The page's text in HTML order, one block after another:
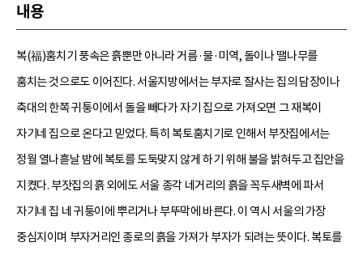
내용
복(福)훔치기 풍속은 흙뿐만 아니라 거름·물·미역, 돌이나 땔나무를
훔치는 것으로도 이어진다. 서울지방에서는 부자로 잘사는 집의 담장이나
축대의 한쪽 귀퉁이에서 돌을 빼다가 자기 집으로 가져오면 그 재복이
자기네 집으로 온다고 믿었다. 특히 복토훔치기로 인해서 부잣집에서는
정월 열나흗날 밤에 복토를 도둑맞지 않게 하기 위해 불을 밝혀두고 집안을
지켰다. 부잣집의 흙 외에도 서울 종각 네거리의 흙을 꼭두새벽에 파서
자기네 집 네 귀퉁이에 뿌리거나 부뚜막에 바른다. 이 역시 서울의 가장
중심지이며 부자거리인 종로의 흙을 가져가 부자가 되려는 뜻이다. 복토를